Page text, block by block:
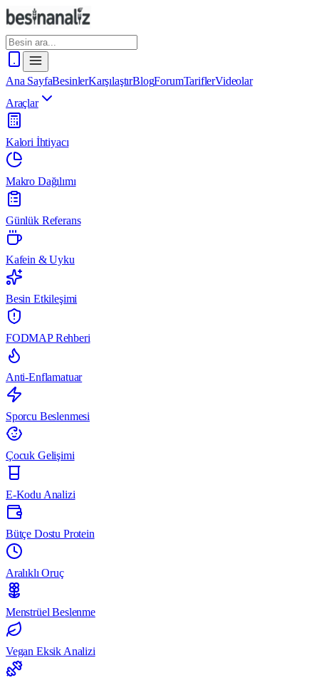
Ana SayfaBesinlerKarşılaştırBlogForumTariflerVideolar
Araçlar
Kalori İhtiyacı
Makro Dağılımı
Günlük Referans
Kafein & Uyku
Besin Etkileşimi
FODMAP Rehberi
Anti-Enflamatuar
Sporcu Beslenmesi
Çocuk Gelişimi
E-Kodu Analizi
Bütçe Dostu Protein
Aralıklı Oruç
Menstrüel Beslenme
Vegan Eksik Analizi